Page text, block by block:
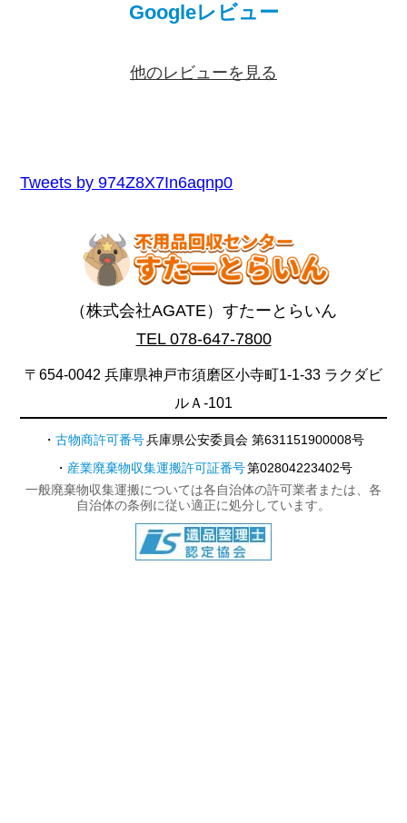
Googleレビュー
他のレビューを見る
Tweets by 974Z8X7In6aqnp0
（株式会社AGATE）すたーとらいん
TEL 078-647-7800
〒654-0042 兵庫県神戸市須磨区小寺町1-1-33 ラクダビ
ルＡ-101
古物商許可番号兵庫県公安委員会 第631151900008号
産業廃棄物収集運搬許可証番号第02804223402号
一般廃棄物収集運搬については各自治体の許可業者または、各
自治体の条例に従い適正に処分しています。